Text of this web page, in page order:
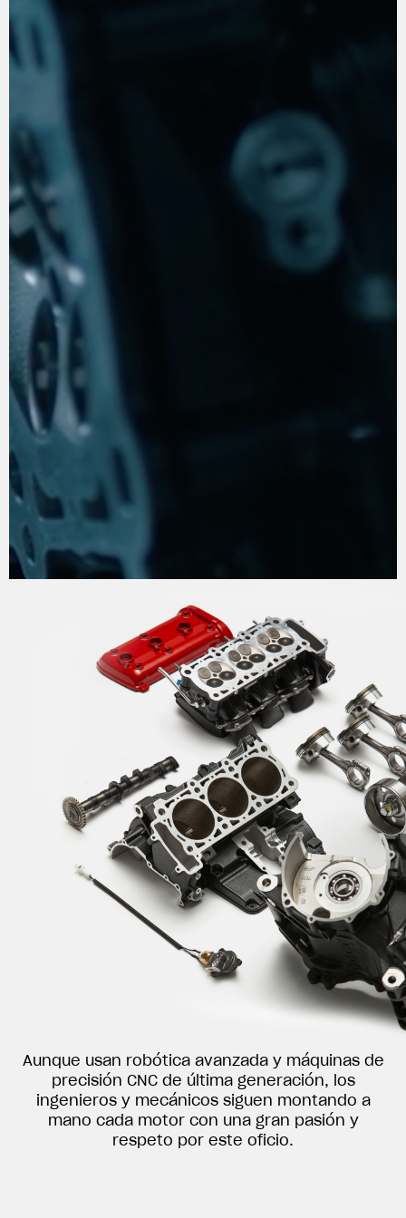
EL PROCESO HACIA LA
PERFECCIÓN
Aunque usan robótica avanzada y máquinas de
precisión CNC de última generación, los
ingenieros y mecánicos siguen montando a
mano cada motor con una gran pasión y
respeto por este oficio.